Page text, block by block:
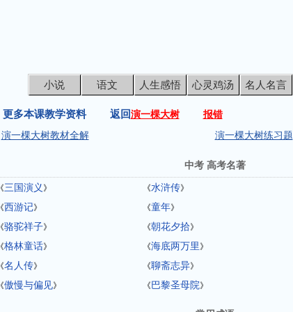
小说 语文 人生感悟 心灵鸡汤 名人名言
更多本课教学资料 返回演一棵大树
报错
演一棵大树教材全解
演一棵大树练习题
中考 高考名著
《三国演义 》 《水浒传》
《西游记》 《童年》
《骆驼祥子》 《朝花夕拾》
《格林童话》 《海底两万里 》
《名人传》 《聊斋志异》
《傲慢与偏见》 《巴黎圣母院》